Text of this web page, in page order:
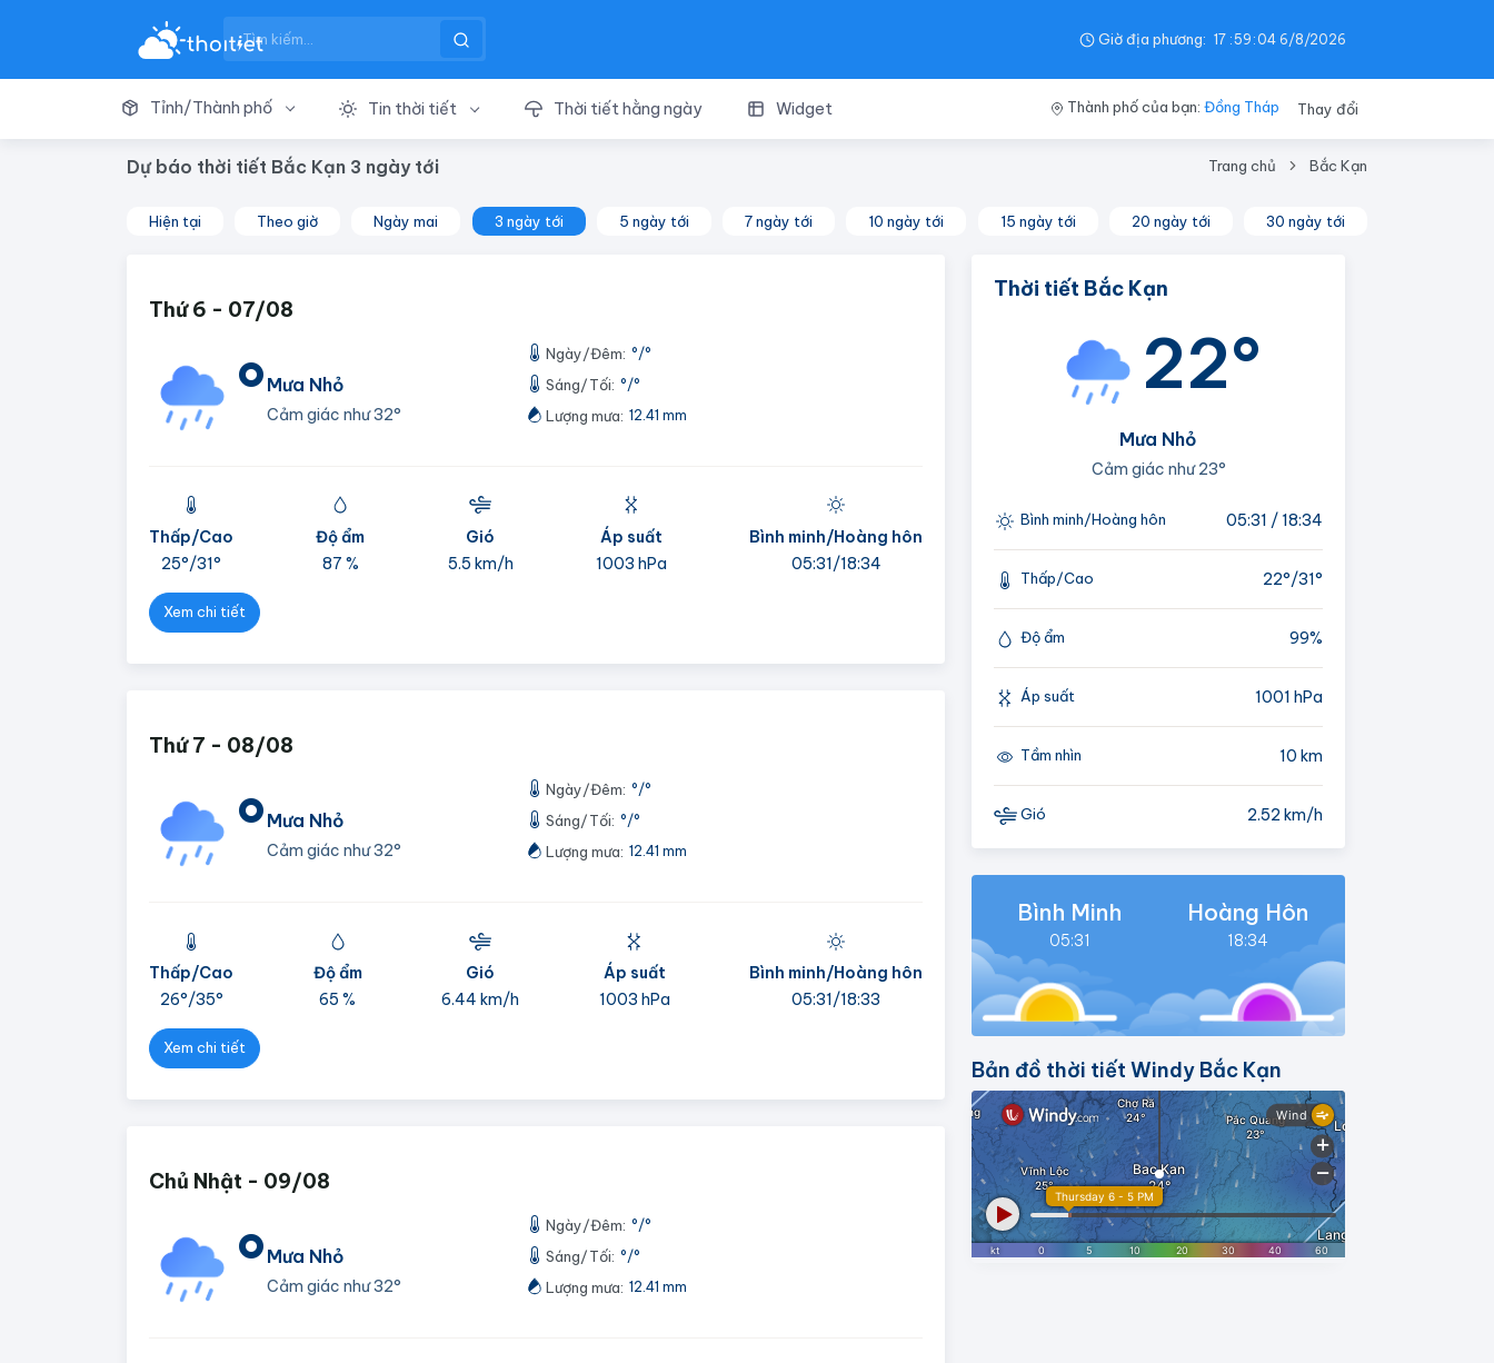
Giờ địa phương: 17 :59 : 05 6/8/2026
Tỉnh/Thành phố Tin thời tiết Thời tiết hằng ngày Widget Thành phố của bạn: Đồng Tháp Thay đổi
Dự báo thời tiết Bắc Kạn 3 ngày tới Trang chủ Bắc Kạn
Hiện tại Theo giờ Ngày mai 3 ngày tới 5 ngày tới 7 ngày tới 10 ngày tới 15 ngày tới 20 ngày tới 30 ngày tới
Thứ 6 - 07/08
° Mưa Nhỏ
Cảm giác như32°
Ngày/Đêm: °/°
Sáng/Tối: °/°
Lượng mưa: 12.41 mm
Thấp/Cao
25°/31°
Độ ẩm
87 %
Gió
5.5 km/h
Áp suất
1003 hPa
Bình minh/Hoàng hôn
05:31/18:34
Xem chi tiết
Thứ 7 - 08/08
° Mưa Nhỏ
Cảm giác như32°
Ngày/Đêm: °/°
Sáng/Tối: °/°
Lượng mưa: 12.41 mm
Thấp/Cao
26°/35°
Độ ẩm
65 %
Gió
6.44 km/h
Áp suất
1003 hPa
Bình minh/Hoàng hôn
05:31/18:33
Xem chi tiết
Chủ Nhật - 09/08
° Mưa Nhỏ
Cảm giác như32°
Ngày/Đêm: °/°
Sáng/Tối: °/°
Lượng mưa: 12.41 mm
Thời tiết Bắc Kạn
22°
Mưa Nhỏ
Cảm giác như23°
Bình minh/Hoàng hôn 05:31 / 18:34
Thấp/Cao 22°/31°
Độ ẩm 99%
Áp suất 1001 hPa
Tầm nhìn 10 km
Gió 2.52 km/h
Bình Minh
05:31
Hoàng Hôn
18:34
Bản đồ thời tiết Windy Bắc Kạn